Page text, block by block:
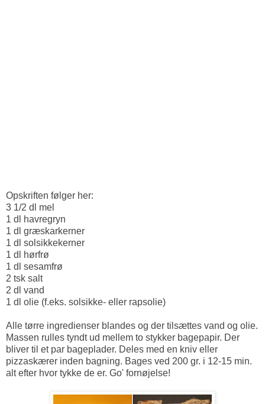
Opskriften følger her:
3 1/2 dl mel
1 dl havregryn
1 dl græskarkerner
1 dl solsikkekerner
1 dl hørfrø
1 dl sesamfrø
2 tsk salt
2 dl vand
1 dl olie (f.eks. solsikke- eller rapsolie)
Alle tørre ingredienser blandes og der tilsættes vand og olie.
Massen rulles tyndt ud mellem to stykker bagepapir. Der
bliver til et par bageplader. Deles med en kniv eller
pizzaskærer inden bagning. Bages ved 200 gr. i 12-15 min.
alt efter hvor tykke de er. Go' fornøjelse!